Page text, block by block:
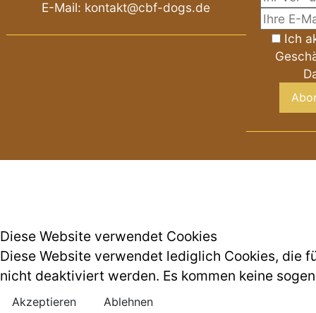
E-Mail: kontakt@cbf-dogs.de
Ich
Diese Website verwendet Cookies
Diese Website verwendet lediglich Cookies, die
nicht deaktiviert werden. Es kommen keine
Akzeptieren Ablehnen